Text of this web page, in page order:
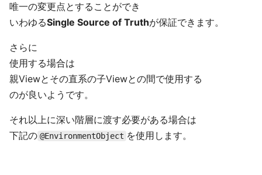
唯一の変更点とすることができ
いわゆるSingle Source of Truthが保証できます。
さらに
使用する場合は
親Viewとその直系の子Viewとの間で使用する
のが良いようです。
それ以上に深い階層に渡す必要がある場合は
下記の @EnvironmentObject を使用します。